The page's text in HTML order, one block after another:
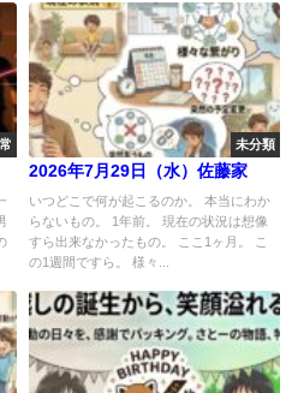
未分類
2026年7月29日（水）佐藤家
いつどこで何が起こるのか。 本当にわか
らないもの。 1年前。 現在の状況は想像
すら出来なかったもの。 ここ1ヶ月。 こ
の1週間ですら。 様々...